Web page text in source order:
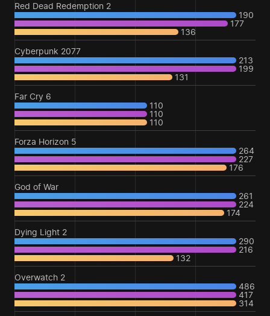
Red Dead Redemption 2
190
177
136
Cyberpunk 2077
213
199
131
Far Cry 6
110
110
110
Forza Horizon 5
264
227
176
God of War
261
224
174
Dying Light 2
290
216
132
Overwatch 2
486
417
314